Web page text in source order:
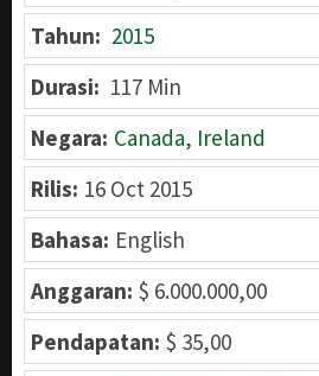
Tahun: 2015
Durasi: 117 Min
Negara: Canada, Ireland
Rilis: 16 Oct 2015
Bahasa: English
Anggaran: $ 6.000.000,00
Pendapatan: $ 35,00